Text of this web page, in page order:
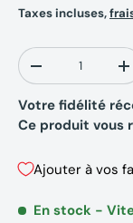
Taxes incluses,
Qté
-
+
Votre fidélité
Ce produit vous
Ajouter à vos
En stock -